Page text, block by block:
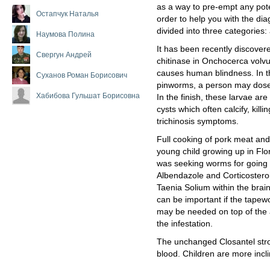
Остапчук Наталья
Наумова Полина
Свергун Андрей
Суханов Роман Борисович
Хабибова Гульшат Борисовна
as a way to pre-empt any
order to help you with the
divided into three
It has been recently
chitinase in Onchocerca
causes human blindness. In
pinworms, a person may
In the finish, these larvae
cysts which often calcify,
trichinosis symptoms.
Full cooking of pork meat
young child growing up in
was seeking worms for
Albendazole and
Taenia Solium within the
can be important if the
may be needed on top of
the infestation.
The unchanged Closantel
blood. Children are more